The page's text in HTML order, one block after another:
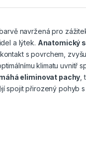
navržená pro
a lýtek. Anatomický
s povrchem,
klimatu uvnitř
eliminovat pachy
spojit přirozený pohyb